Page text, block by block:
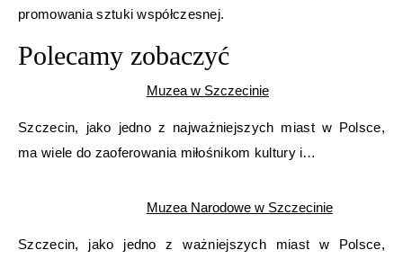
promowania sztuki współczesnej.
Polecamy zobaczyć
Muzea w Szczecinie
Szczecin, jako jedno z najważniejszych miast w Polsce,
ma wiele do zaoferowania miłośnikom kultury i…
Muzea Narodowe w Szczecinie
Szczecin, jako jedno z ważniejszych miast w Polsce,